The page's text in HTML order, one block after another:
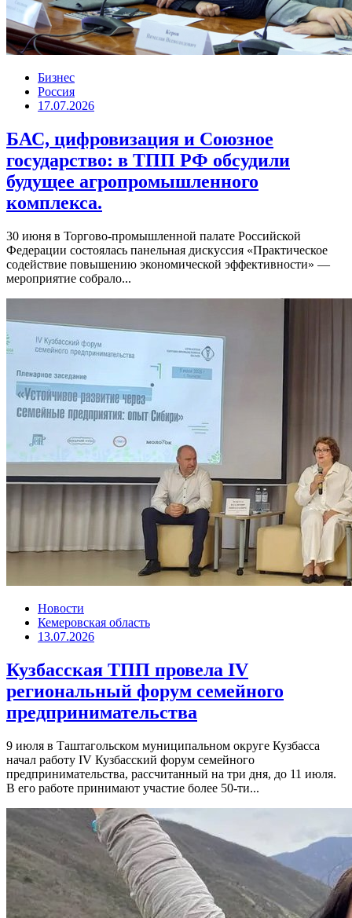
Бизнес
Россия
17.07.2026
БАС, цифровизация и Союзное
государство: в ТПП РФ обсудили
будущее агропромышленного
комплекса.
30 июня в Торгово-промышленной палате Российской
Федерации состоялась панельная дискуссия «Практическое
содействие повышению экономической эффективности» —
мероприятие собрало...
Новости
Кемеровская область
13.07.2026
Кузбасская ТПП провела IV
региональный форум семейного
предпринимательства
9 июля в Таштагольском муниципальном округе Кузбасса
начал работу IV Кузбасский форум семейного
предпринимательства, рассчитанный на три дня, до 11 июля.
В его работе принимают участие более 50-ти...